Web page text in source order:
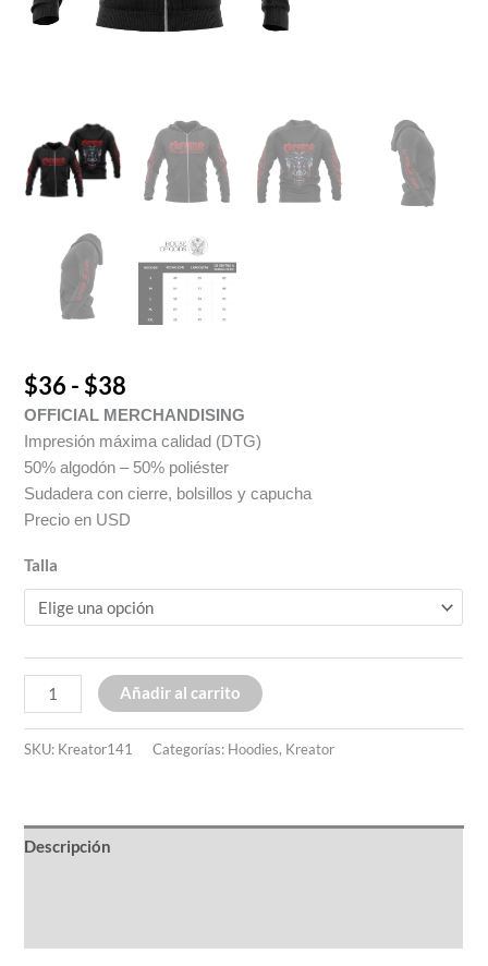
$36 - $38
OFFICIAL MERCHANDISING
Impresión máxima calidad (DTG)
50% algodón – 50% poliéster
Sudadera con cierre, bolsillos y capucha
Precio en USD
Talla
Añadir al carrito
SKU: Kreator141 Categorías: Hoodies, Kreator
Descripción